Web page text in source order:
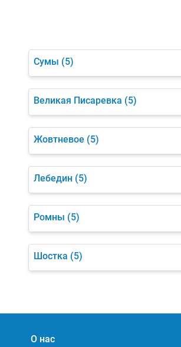
Сумы (5)
Великая Писаревка (5)
Жовтневое (5)
Лебедин (5)
Ромны (5)
Шостка (5)
О нас